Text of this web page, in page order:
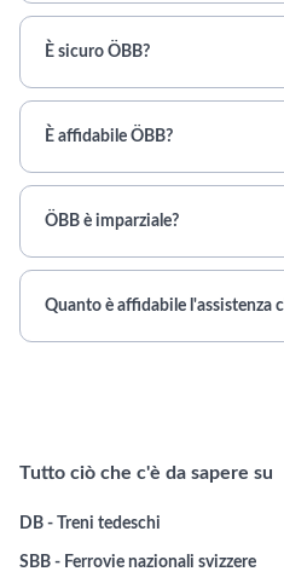
È sicuro ÖBB?
È affidabile ÖBB?
ÖBB è imparziale?
Quanto è affidabile l'assistenza
Tutto ciò che c'è da sapere su
DB - Treni tedeschi
SBB - Ferrovie nazionali svizzere